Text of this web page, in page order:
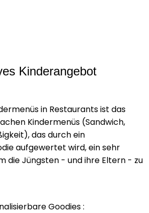
Kinderangebot
in Restaurants ist das
Kindermenüs (Sandwich,
das durch ein
aufgewertet wird, ein sehr
die Jüngsten - und ihre Eltern - zu
Goodies :